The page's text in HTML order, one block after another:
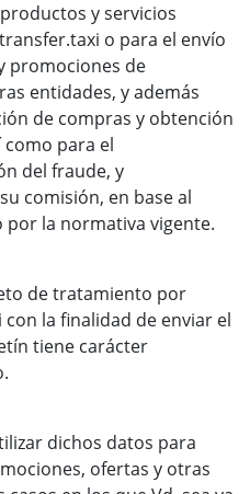
y servicios
o para el envío
promociones de
entidades, y además
de compras y obtención
para el
del fraude, y
comisión, en base al
la normativa vigente.
de tratamiento por
la finalidad de enviar el
tiene carácter
dichos datos para
ofertas y otras